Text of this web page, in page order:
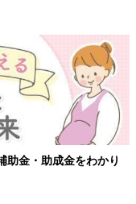
助金・助成金をわかり